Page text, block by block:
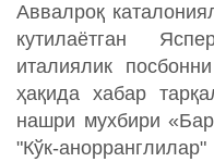
Аввалроқ
кутилаётган
италиялик
ҳақида хабар
нашри мухбири
"Кўк-